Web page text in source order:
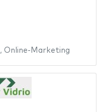
, Online-Marketing